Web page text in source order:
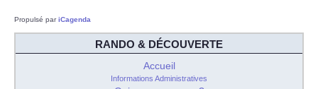
Propulsé pariCagenda
RANDO & DÉCOUVERTE
Accueil
Informations Administratives